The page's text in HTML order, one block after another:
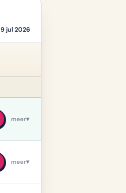
9 jul 2026
meer▾
meer▾